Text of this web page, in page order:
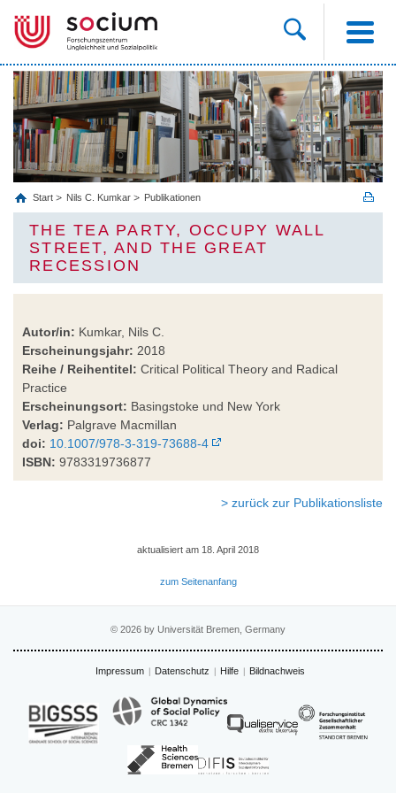
Start Nils C. Kumkar Publikationen
THE TEA PARTY, OCCUPY WALL
STREET, AND THE GREAT
RECESSION
Autor/in: Kumkar, Nils C.
Erscheinungsjahr: 2018
Reihe / Reihentitel: Critical Political Theory and Radical
Practice
Erscheinungsort: Basingstoke und New York
Verlag: Palgrave Macmillan
doi: 10.1007/978-3-319-73688-4
ISBN: 9783319736877
> zurück zur Publikationsliste
aktualisiert am 18. April 2018
zum Seitenanfang
© 2026 by Universität Bremen, Germany
Impressum Datenschutz Hilfe Bildnachweis